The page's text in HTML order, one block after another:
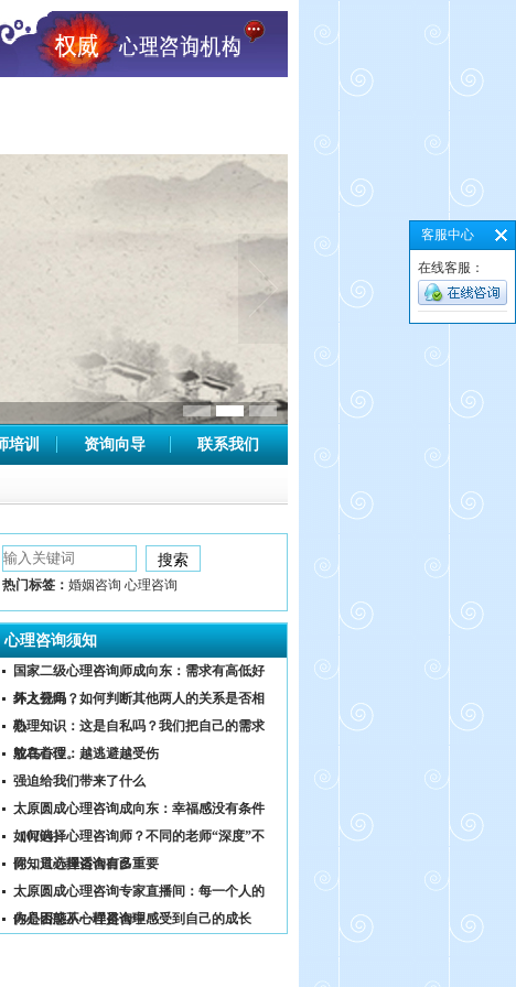
培训 资询向导 联系我们
热门标签： 婚姻咨询 心理咨询
心理咨询须知
国家二级心理咨询师成向东：需求有高低好
坏之分吗？
外人视角，如何判断其他两人的关系是否相
熟
心理知识：这是自私吗？我们把自己的需求
放在首位。
鸵鸟心理：越逃避越受伤
强迫给我们带来了什么
太原圆成心理咨询成向东：幸福感没有条件
（0204）
如何选择心理咨询师？不同的老师“深度”不
同，只选择适合自己
你知道心理咨询有多重要
太原圆成心理咨询专家直播间：每一个人的
内心困惑不一样是合理
你是否能从心理咨询中感受到自己的成长
客服中心
在线客服：